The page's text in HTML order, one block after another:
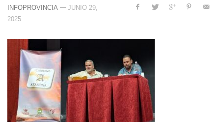
INFOPROVINCIA — JUNIO 29,
2025